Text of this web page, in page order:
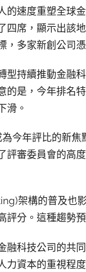
的速度重塑全球
四席，顯示出該
，多家新創公司
型持續推動金融
的是，今年排名
滑。
為今年評比的新
評審委員會的高
架構的普及也
評分。這種趨勢
融科技公司的共
力資本的重視程